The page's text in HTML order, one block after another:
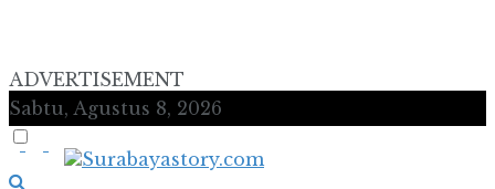
ADVERTISEMENT
Sabtu, Agustus 8, 2026